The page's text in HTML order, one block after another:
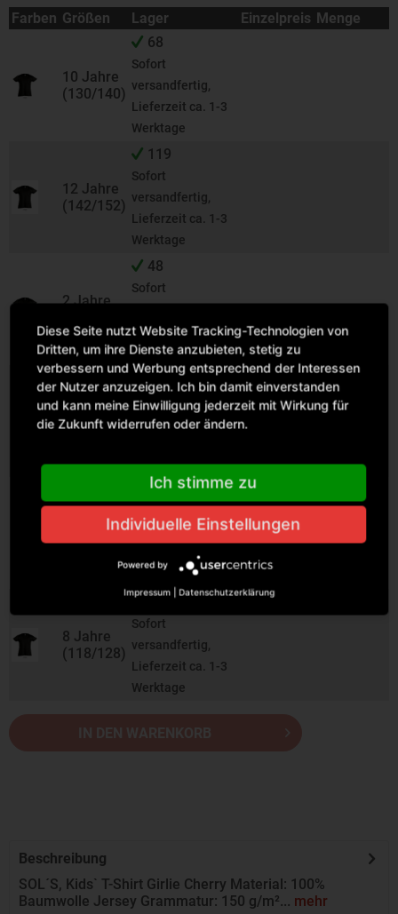
Farben Größen Lager Einzelpreis Menge
10 Jahre
(130/140)
68
Sofort
versandfertig,
Lieferzeit ca. 1-3
Werktage
12 Jahre
(142/152)
119
Sofort
versandfertig,
Lieferzeit ca. 1-3
Werktage
2 Jahre
48
Sofort
Lieferzeit ca. 1-3
Werktage
4 Jahre
(96/104)
78
Sofort
versandfertig,
Werktage
6 Jahre
(106/116)
51
versandfertig,
Lieferzeit ca. 1-3
Werktage
8 Jahre
(118/128)
75
Sofort
versandfertig,
Lieferzeit ca. 1-3
Werktage
Beschreibung
SOL´S, Kids` T-Shirt Girlie Cherry Material: 100%
Baumwolle Jersey Grammatur: 150 g/m²... mehr
Diese Seite nutzt Website Tracking-Technologien von
Dritten, um ihre Dienste anzubieten, stetig zu
verbessern und Werbung entsprechend der Interessen
der Nutzer anzuzeigen. Ich bin damit einverstanden
und kann meine Einwilligung jederzeit mit Wirkung für
die Zukunft widerrufen oder ändern.
Ich stimme zu
Individuelle Einstellungen
Powered by
Impressum Datenschutzerklärung